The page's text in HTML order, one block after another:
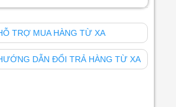
TRỢ MUA HÀNG TỪ XA
DẪN ĐỔI TRẢ HÀNG TỪ XA